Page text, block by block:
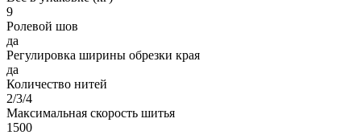
9
Ролевой шов
да
Регулировка ширины обрезки края
да
Количество нитей
2/3/4
Максимальная скорость шитья
1500